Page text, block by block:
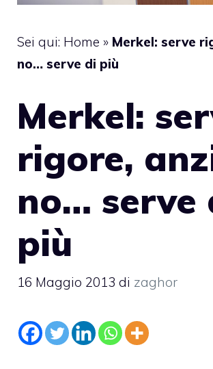
Sei qui: Home » Merkel: serve
no… serve di più
Merkel:
rigore,
no… serve
più
16 Maggio 2013 di zaghor